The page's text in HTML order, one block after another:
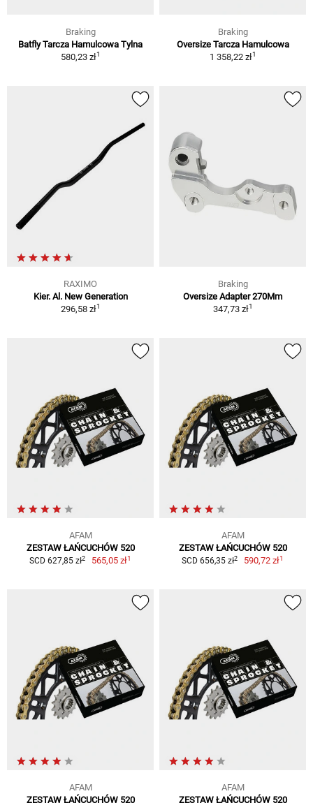
Braking
Batfly Tarcza Hamulcowa Tylna
580,23 zł1
Braking
Oversize Tarcza Hamulcowa
1 358,22 zł1
RAXIMO
Kier. Al. New Generation
296,58 zł1
Braking
Oversize Adapter 270Mm
347,73 zł1
AFAM
ZESTAW ŁAŃCUCHÓW 520
SCD 627,85 zł2 565,05 zł1
AFAM
ZESTAW ŁAŃCUCHÓW 520
SCD 656,35 zł2 590,72 zł1
AFAM
ZESTAW ŁAŃCUCHÓW 520
AFAM
ZESTAW ŁAŃCUCHÓW 520